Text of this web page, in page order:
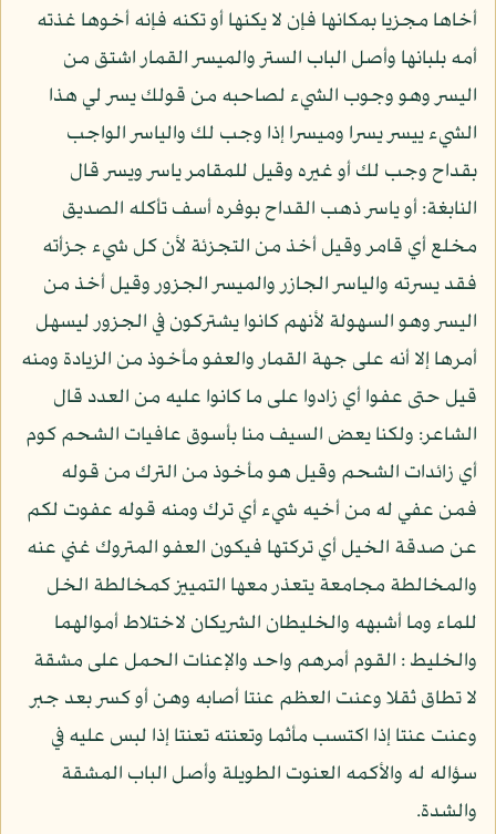
أخاها مجزيا بمكانها فإن لا يكنها أو تكنه فإنه أخوها غذته
أمه بلبانها وأصل الباب الستر والميسر القمار اشتق من
اليسر وهو وجوب الشيء لصاحبه من قولك يسر لي هذا
الشيء ييسر يسرا وميسرا إذا وجب لك والياسر الواجب
بقداح وجب لك أو غيره وقيل للمقامر ياسر ويسر قال
النابغة: أو ياسر ذهب القداح بوفره أسف تأكله الصديق
مخلع أي قامر وقيل أخذ من التجزئة لأن كل شيء جزأته
فقد يسرته والياسر الجازر والميسر الجزور وقيل أخذ من
اليسر وهو السهولة لأنهم كانوا يشتركون في الجزور ليسهل
أمرها إلا أنه على جهة القمار والعفو مأخوذ من الزيادة ومنه
قيل حتى عفوا أي زادوا على ما كانوا عليه من العدد قال
الشاعر: ولكنا يعض السيف منا بأسوق عافيات الشحم كوم
أي زائدات الشحم وقيل هو مأخوذ من الترك من قوله
فمن عفي له من أخيه شيء أي ترك ومنه قوله عفوت لكم
عن صدقة الخيل أي تركتها فيكون العفو المتروك غني عنه
والمخالطة مجامعة يتعذر معها التمييز كمخالطة الخل
للماء وما أشبهه والخليطان الشريكان لاختلاط أموالهما
والخليط : القوم أمرهم واحد والإعنات الحمل على مشقة
لا تطاق ثقلا وعنت العظم عنتا أصابه وهن أو كسر بعد جبر
وعنت عنتا إذا اكتسب مأثما وتعنته تعنتا إذا لبس عليه في
سؤاله له والأكمه العنوت الطويلة وأصل الباب المشقة
والشدة.